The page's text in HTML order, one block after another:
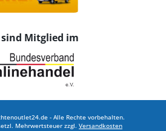
Mitglied im
- Alle Rechte vorbehalten.
Mehrwertsteuer zzgl. Versandkosten